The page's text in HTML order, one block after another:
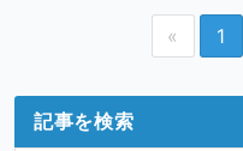
« 1
記事を検索